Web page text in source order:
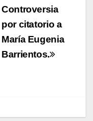
Controversia
por citatorio a
María Eugenia
Barrientos.